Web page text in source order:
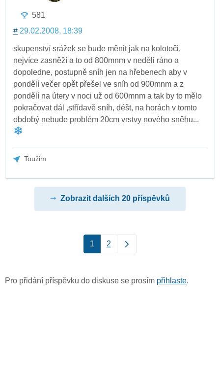
581
# 29.02.2008, 18:39
skupenství srážek se bude měnit jak na kolotoči,
nejvíce zasněží a to od 800mnm v neděli ráno a
dopoledne, postupně sníh jen na hřebenech aby v
pondělí večer opět přešel ve sníh od 900mnm a z
pondělí na útery v noci už od 600mnm a tak by to mělo
pokračovat dál ,střídavě sníh, déšt, na horách v tomto
obdobý nebude problém 20cm vrstvy nového sněhu...
Toužim
Zobrazit dalších 20 příspěvků
1 2
Pro přidání příspěvku do diskuse se prosím přihlaste.